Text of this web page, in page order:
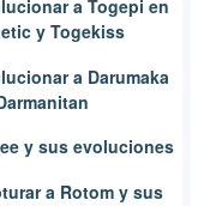
a Togepi en
y Togekiss
a Darumaka
y sus evoluciones
a Rotom y sus